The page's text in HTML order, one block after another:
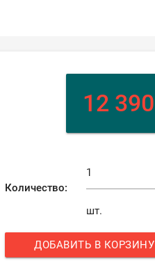
12 390
Количество:
шт.
ДОБАВИТЬ В КОРЗИНУ